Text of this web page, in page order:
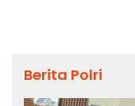
Berita Polri